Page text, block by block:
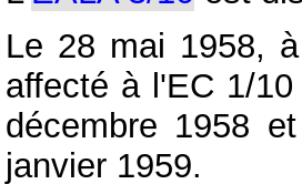
Le 28 mai 1958,
affecté à l'EC 1/
décembre 1958
janvier 1959.